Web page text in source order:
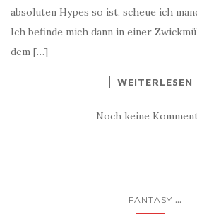
absoluten Hypes so ist, scheue ich
Ich befinde mich dann in einer
dem […]
WEITERLESEN
Noch keine
FANTASY ...